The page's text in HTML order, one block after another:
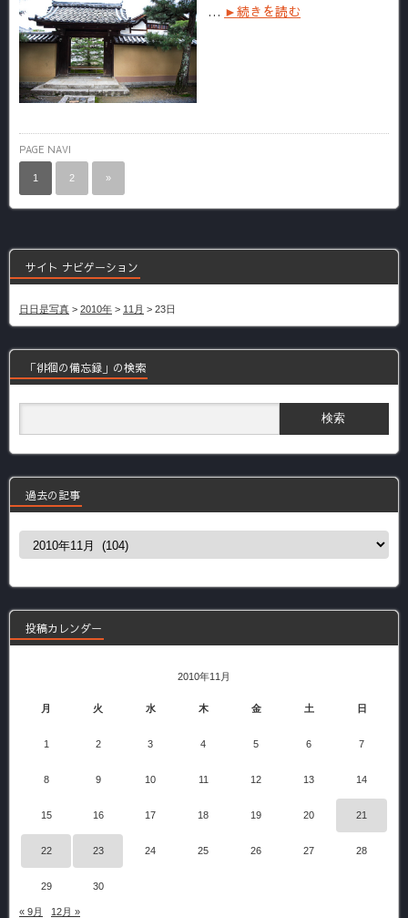
… ►続きを読む
PAGE NAVI
1 2 »
サイト ナビゲーション
日日是写真 > 2010年 > 11月 > 23日
「徘徊の備忘録」の検索
過去の記事
過
事
投稿カレンダー
2010年11月
月 火 水 木 金 土 日
1 2 3 4 5 6 7
8 9 10 11 12 13 14
15 16 17 18 19 20 21
22 23 24 25 26 27 28
29 30
« 9月 12月 »